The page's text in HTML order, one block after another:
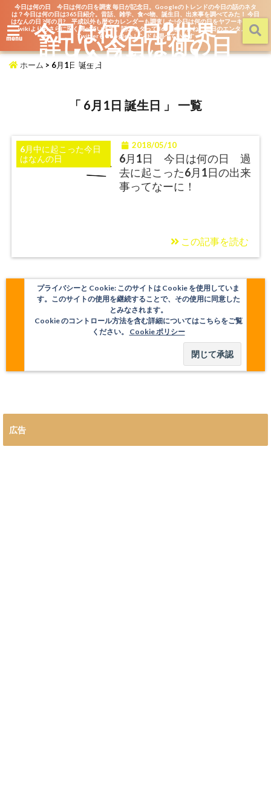
今日は何の日 今日は何の日を調査 毎日が記念日。Googleのトレンドの今日の話のネタ
は？今日は何の日は365日紹介。昔話、雑学、食べ物、誕生日、出来事を調べてみた！ 今日
はなんの日 ?何の月? 平成以外も暦やカレンダーも調査した!今日は何の日をヤフーキッズや
wikiよりもさらに深く調べています。話のネタって365日あるよね。毎日のエンタメを
TwitterもGoogleトレンドも調べています
menu 今日は何の日?世界一
詳しい今日は何の日
【今日なん？】
ホーム > 6月1日 誕生日
「 6月1日 誕生日 」 一覧
6月中に起こった今日
はなんの日
2018/05/10
6月1日 今日は何の日 過
去に起こった6月1日の出来
事ってなーに！
この記事を読む
プライバシーと Cookie: このサイトは Cookie を使用していま
す。このサイトの使用を継続することで、その使用に同意した
とみなされます。
Cookie のコントロール方法を含む詳細についてはこちらをご覧
ください。 Cookie ポリシー
広告